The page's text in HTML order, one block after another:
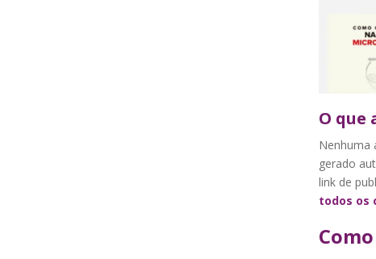
O que
Nenhuma
gerado
link de
todos os